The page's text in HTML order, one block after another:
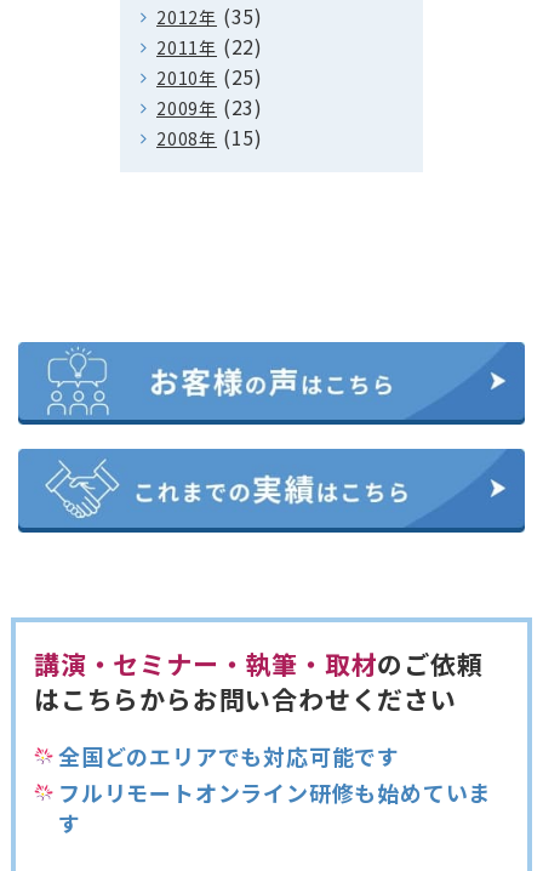
2012年 (35)
2011年 (22)
2010年 (25)
2009年 (23)
2008年 (15)
講演・セミナー・執筆・取材のご依頼
はこちらからお問い合わせください
全国どのエリアでも対応可能です
フルリモートオンライン研修も始めていま
す